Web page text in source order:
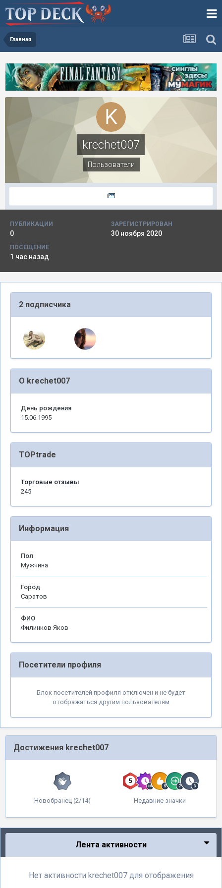
Главная
krechet007
Пользователи
ПУБЛИКАЦИИ
0
ЗАРЕГИСТРИРОВАН
30 ноября 2020
ПОСЕЩЕНИЕ
1 час назад
2 подписчика
О krechet007
День рождения
15.06.1995
TOPtrade
Торговые отзывы
245
Информация
Пол
Мужчина
Город
Саратов
ФИО
Филинков Яков
Посетители профиля
Блок посетителей профиля отключен и не будет
отображаться другим пользователям
Достижения krechet007
Новобранец (2/14) Недавние значки
Лента активности
Нет активности krechet007 для отображения